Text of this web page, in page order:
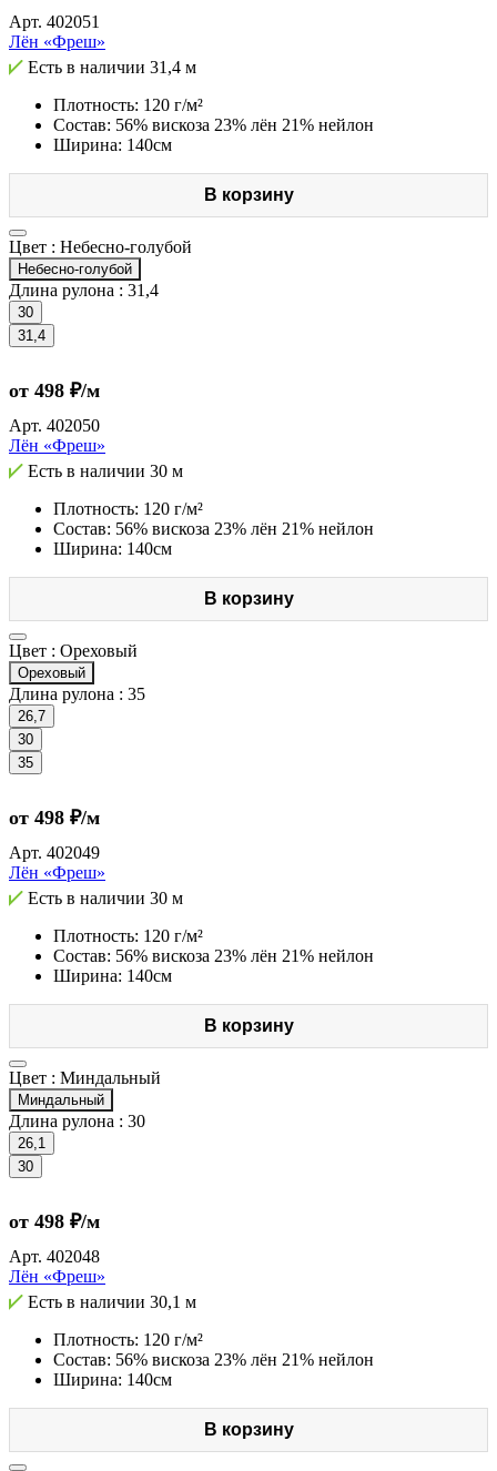
Арт. 402051
Лён «Фреш»
Есть в наличии 31,4 м
Плотность: 120 г/м²
Состав: 56% вискоза 23% лён 21% нейлон
Ширина: 140см
В корзину
Цвет : Небесно-голубой
Небесно-голубой
Длина рулона : 31,4
30
31,4
от 498 ₽/м
Арт. 402050
Лён «Фреш»
Есть в наличии 30 м
Плотность: 120 г/м²
Состав: 56% вискоза 23% лён 21% нейлон
Ширина: 140см
В корзину
Цвет : Ореховый
Ореховый
Длина рулона : 35
26,7
30
35
от 498 ₽/м
Арт. 402049
Лён «Фреш»
Есть в наличии 30 м
Плотность: 120 г/м²
Состав: 56% вискоза 23% лён 21% нейлон
Ширина: 140см
В корзину
Цвет : Миндальный
Миндальный
Длина рулона : 30
26,1
30
от 498 ₽/м
Арт. 402048
Лён «Фреш»
Есть в наличии 30,1 м
Плотность: 120 г/м²
Состав: 56% вискоза 23% лён 21% нейлон
Ширина: 140см
В корзину